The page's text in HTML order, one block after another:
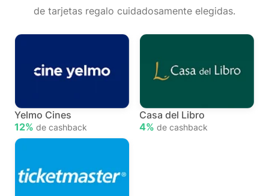
de tarjetas regalo cuidadosamente elegidas.
Yelmo Cines
12% de cashback
Casa del Libro
4% de cashback